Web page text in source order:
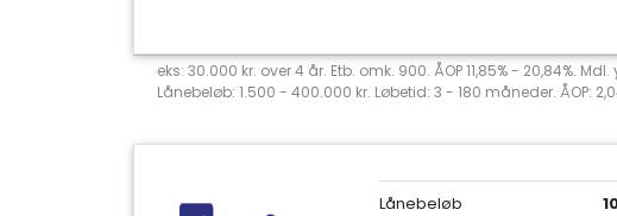
eks: 30.000 kr. over 4 år. Etb. omk. 900. ÅOP 11,85% - 20,84%.
Lånebeløb: 1.500 - 400.000 kr. Løbetid: 3 - 180 måneder. ÅOP:
Lånebeløb